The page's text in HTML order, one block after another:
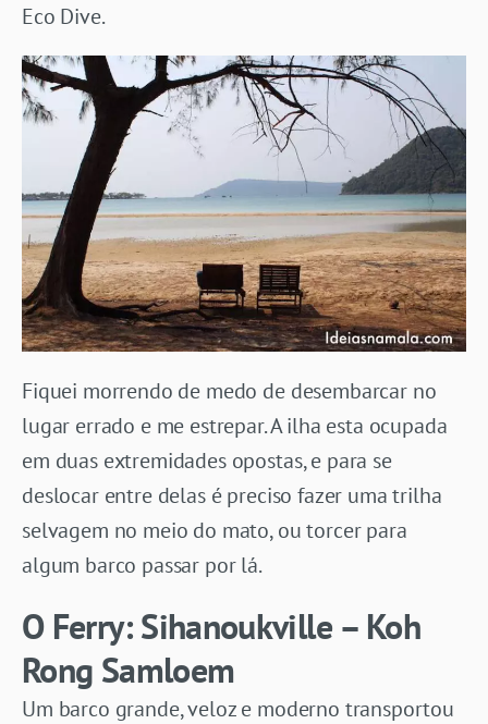
Eco Dive.
Fiquei morrendo de medo de desembarcar no
lugar errado e me estrepar. A ilha esta ocupada
em duas extremidades opostas, e para se
deslocar entre delas é preciso fazer uma trilha
selvagem no meio do mato, ou torcer para
algum barco passar por lá.
O Ferry: Sihanoukville – Koh
Rong Samloem
Um barco grande, veloz e moderno transportou